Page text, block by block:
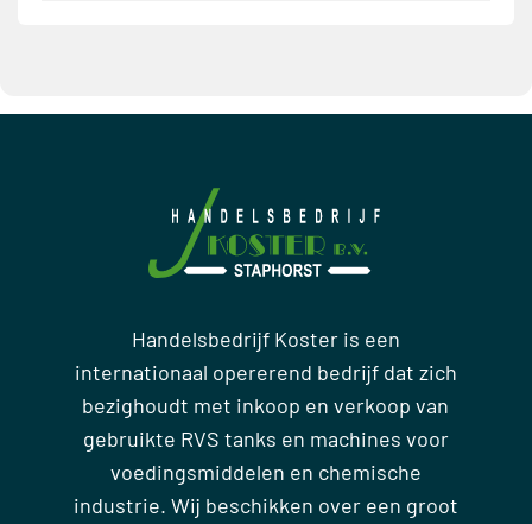
Handelsbedrijf Koster is een
internationaal opererend bedrijf dat zich
bezighoudt met inkoop en verkoop van
gebruikte RVS tanks en machines voor
voedingsmiddelen en chemische
industrie. Wij beschikken over een groot